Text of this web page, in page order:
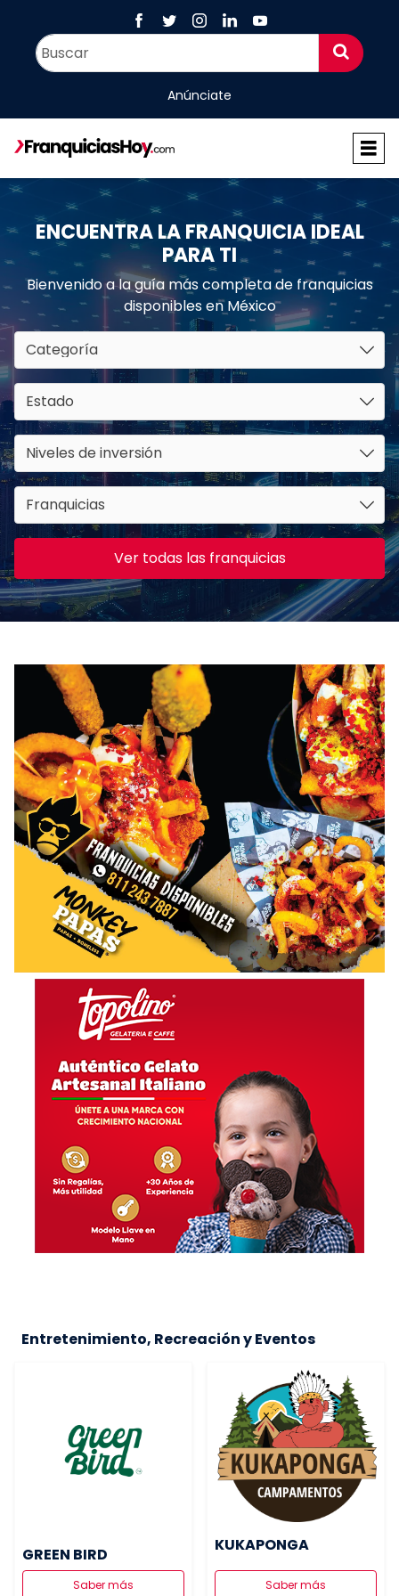
Anúnciate
ENCUENTRA LA FRANQUICIA IDEAL
PARA TI
Bienvenido a la guía más completa de franquicias
disponibles en México
Categoría
Estado
Niveles de inversión
Franquicias
Ver todas las franquicias
Entretenimiento, Recreación y Eventos
GREEN BIRD
Saber más
KUKAPONGA
Saber más